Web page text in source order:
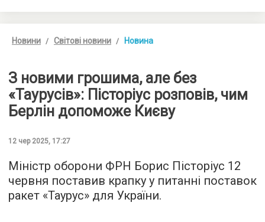
Новини Світові новини Новина
З новими грошима, але без
«Таурусів»: Пісторіус розповів, чим
Берлін допоможе Києву
12 чер 2025, 17:27
Міністр оборони ФРН Борис Пісторіус 12
червня поставив крапку у питанні поставок
ракет «Таурус» для України.